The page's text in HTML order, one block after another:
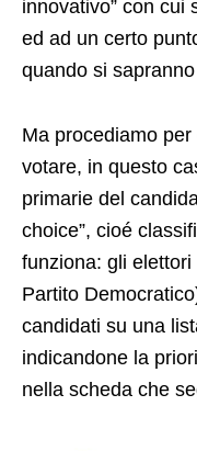
innovativo” con cui
ed ad un certo
quando si
Ma procediamo
votare, in questo
primarie del
choice”, cioé
funziona: gli
Partito
candidati su una
indicandone la
nella scheda che